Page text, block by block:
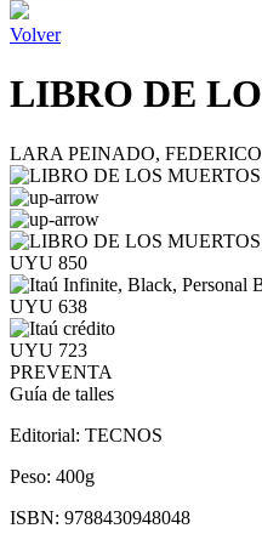
Volver
LIBRO DE
LARA PEINADO, FEDERICO
UYU 850
UYU 638
UYU 723
PREVENTA
Guía de talles
Editorial: TECNOS
Peso: 400g
ISBN: 9788430948048